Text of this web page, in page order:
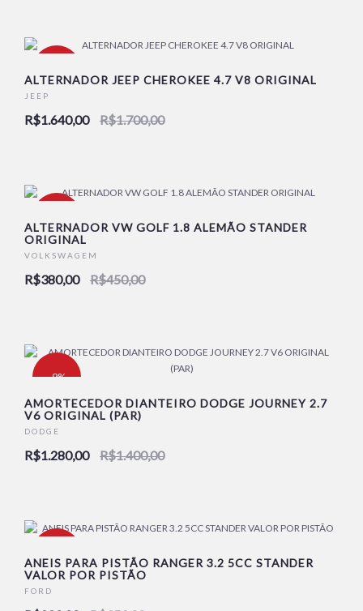
NOVO
ALTERNADOR JEEP CHEROKEE 4.7 V8 ORIGINAL
JEEP
R$1.640,00 R$1.700,00
ALTERNADOR VW GOLF 1.8 ALEMÃO STANDER
ORIGINAL
VOLKSWAGEM
R$380,00 R$450,00
-9%
NOVO
AMORTECEDOR DIANTEIRO DODGE JOURNEY 2.7
V6 ORIGINAL (PAR)
DODGE
R$1.280,00 R$1.400,00
ANEIS PARA PISTÃO RANGER 3.2 5CC STANDER
VALOR POR PISTÃO
FORD